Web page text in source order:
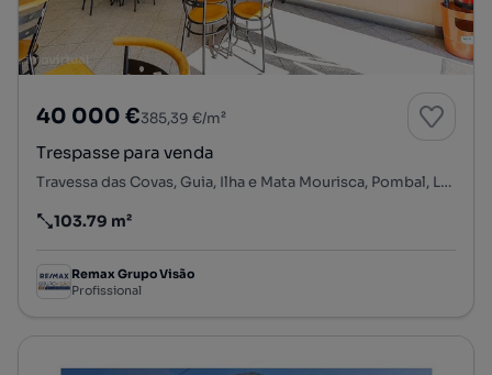
40 000 €385,39 €/m²
Trespasse para venda
Travessa das Covas, Guia, Ilha e Mata Mourisca, Pombal, Leiria
Preço por metro quadrado
103.79 m²
Remax Grupo Visão
Profissional